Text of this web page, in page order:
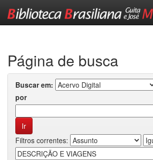
Página de busca
Buscar em:
por
Filtros correntes: